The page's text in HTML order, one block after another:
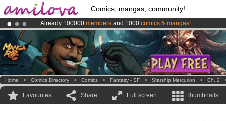
Comics, mangas, community!
Already 100000 members and 1000 comics & mangas!.
AmilovaKickstarter is now LIVE!.
Premium membership from3.95 euros per month !Get membership
Home > Comics Directory > Comics > Fantasy - SF > Starship Mercurion > Ch. 2
Favourites Share Full screen Thumbnails